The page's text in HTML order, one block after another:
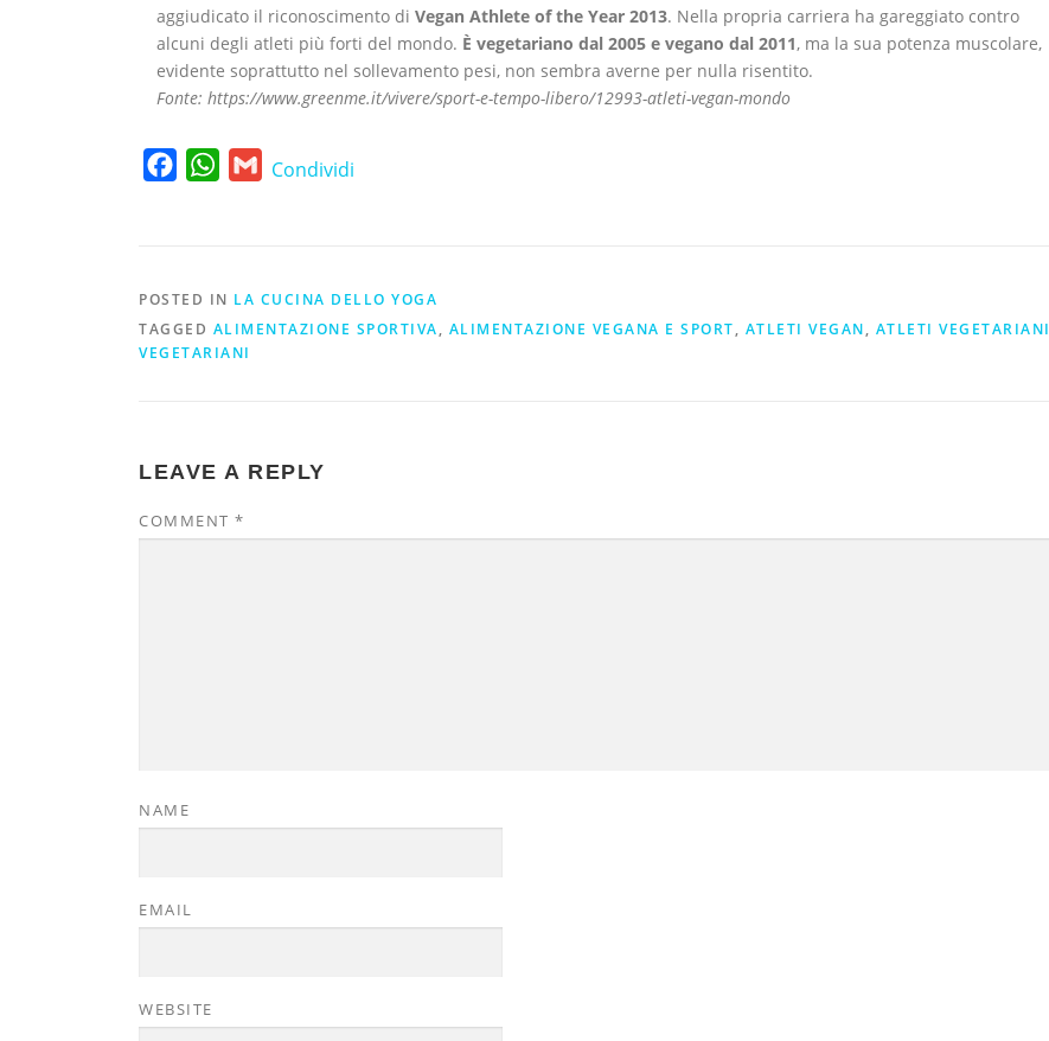
aggiudicato il riconoscimento di Vegan Athlete of the Year 2013. Nella propria carriera ha gareggiato contro
alcuni degli atleti più forti del mondo. È vegetariano dal 2005 e vegano dal 2011, ma la sua potenza muscolare,
evidente soprattutto nel sollevamento pesi, non sembra averne per nulla risentito.
Fonte: https://www.greenme.it/vivere/sport-e-tempo-libero/12993-atleti-vegan-mondo
FacebookWhatsApp
Gmail
Condividi
POSTED IN LA CUCINA DELLO YOGA
TAGGED ALIMENTAZIONE SPORTIVA, ALIMENTAZIONE VEGANA E SPORT, ATLETI VEGAN, ATLETI VEGETARIANI
VEGETARIANI
LEAVE A REPLY
COMMENT *
NAME
EMAIL
WEBSITE